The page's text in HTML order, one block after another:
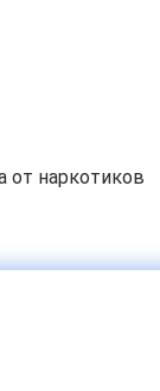
от наркотиков